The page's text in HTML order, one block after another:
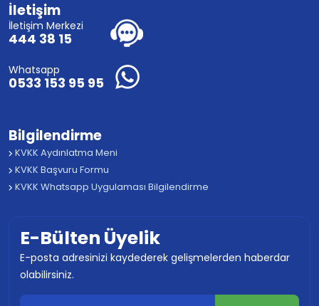
İletişim
İletişim Merkezi
444 38 15
Whatsapp
0533 153 95 95
Bilgilendirme
KVKK Aydınlatma Meni
KVKK Başvuru Formu
KVKK Whatsapp Uygulaması Bilgilendirme
E-Bülten Üyelik
E-posta adresinizi kaydederek gelişmelerden haberdar
olabilirsiniz.